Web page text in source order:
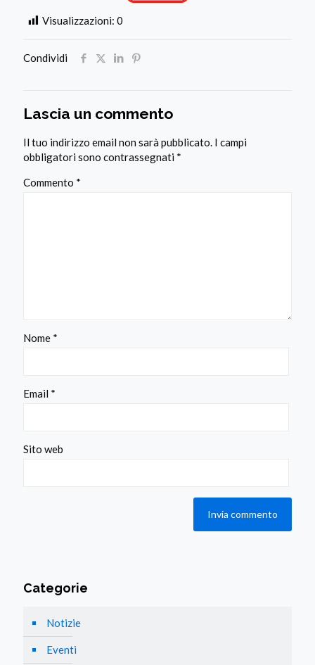
Visualizzazioni: 0
Condividi
Lascia un commento
Il tuo indirizzo email non sarà pubblicato. I campi
obbligatori sono contrassegnati *
Commento *
Nome *
Email *
Sito web
Categorie
Notizie
Eventi